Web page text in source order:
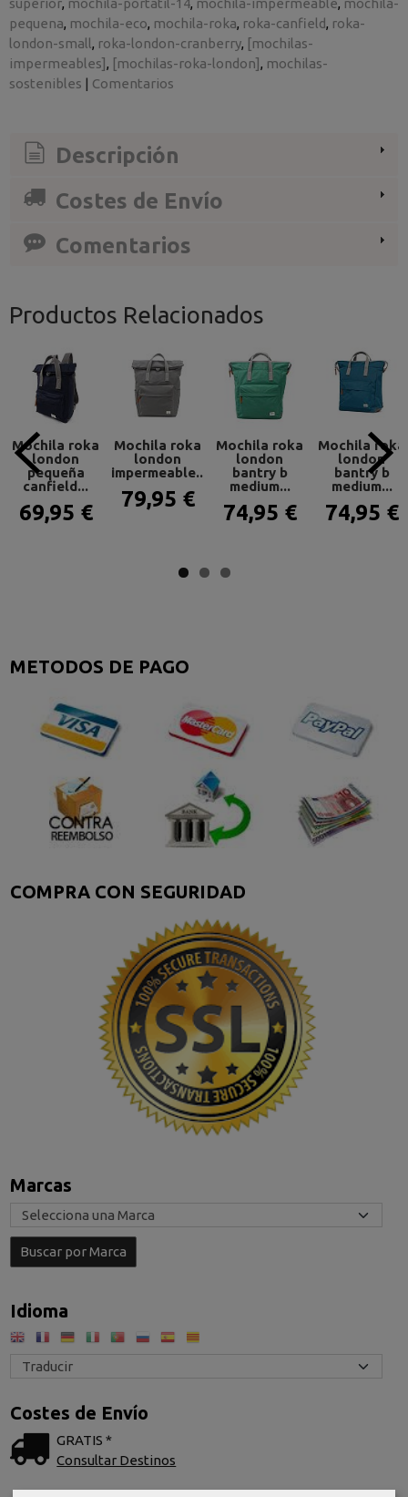
METODOS DE PAGO
COMPRA CON SEGURIDAD
Marcas
Idioma
Costes de Envío
GRATIS *
Consultar Destinos
superior mochila-portatil-14 mochila-impermeable mochila-
pequena mochila-eco mochila-roka roka-canfield roka-
london-small
roka-london-cranberry [mochilas-
impermeables]
[mochilas-roka-london]
mochilas-
sostenibles | Comentarios
Descripción
Costes de Envío
Comentarios
Productos Relacionados
Mochila roka
london
pequeña
canfield...
69,95 €
Mochila roka
london
impermeable...
79,95 €
Mochila roka
london
bantry b
medium...
74,95 €
Mochila roka
london
bantry b
medium...
74,95 €